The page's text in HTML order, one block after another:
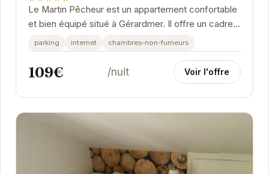
Le Martin Pêcheur est un appartement confortable
et bien équipé situé à Gérardmer. Il offre un cadre
idéal pour des vacances relaxantes en...
parking internet chambres-non-fumeurs
109€ /nuit Voir l'offre